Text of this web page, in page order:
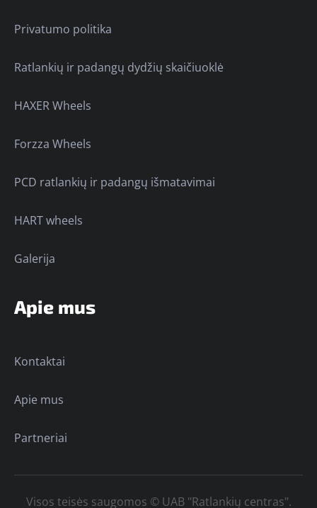
Privatumo politika
Ratlankių ir padangų dydžių skaičiuoklė
HAXER Wheels
Forzza Wheels
PCD ratlankių ir padangų išmatavimai
HART wheels
Galerija
Apie mus
Kontaktai
Apie mus
Partneriai
Visos teisės saugomos © UAB "Ratlankių centras".